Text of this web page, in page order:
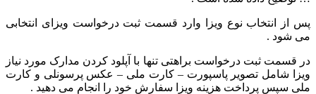
پس از انتخاب نوع ویزا وارد قسمت ثبت درخواست ویزای انتخابی
می شود .
در قسمت ثبت درخواست براهتی تنها با آپلود کردن مدارک مورد نیاز
ویزا شامل تصویر پاسپورت – کارت ملی – عکس پرسونلی و کارت
ملی سپس پرداخت هزینه ویزا سفارش خود را انجام می دهید .